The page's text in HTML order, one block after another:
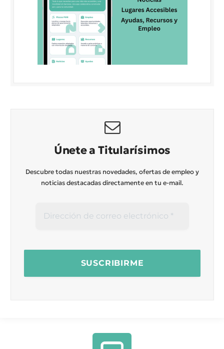
Únete a Titularísimos
Descubre todas nuestras novedades, ofertas de empleo y
noticias destacadas directamente en tu e-mail.